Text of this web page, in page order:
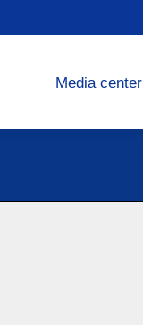
Media center